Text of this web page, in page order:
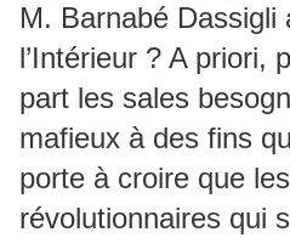
M. Barnabé Dassigli
l’Intérieur ? A priori,
part les sales
mafieux à des fins
porte à croire que
révolutionnaires qui